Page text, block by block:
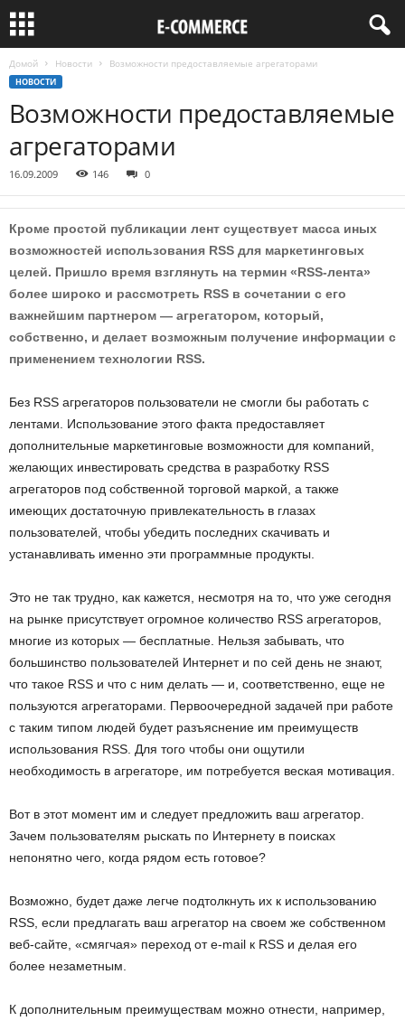
Домой Новости Возможности предоставляемые агрегаторами
НОВОСТИ
Возможности предоставляемые
агрегаторами
16.09.2009 146 0
Кроме простой публикации лент существует масса иных
возможностей использования RSS для маркетинговых
целей. Пришло время взглянуть на термин «RSS-лента»
более широко и рассмотреть RSS в сочетании с его
важнейшим партнером — агрегатором, который,
собственно, и делает возможным получение информации с
применением технологии RSS.
Без RSS агрегаторов пользователи не смогли бы работать с
лентами. Использование этого факта предоставляет
дополнительные маркетинговые возможности для компаний,
желающих инвестировать средства в разработку RSS
агрегаторов под собственной торговой маркой, а также
имеющих достаточную привлекательность в глазах
пользователей, чтобы убедить последних скачивать и
устанавливать именно эти программные продукты.
Это не так трудно, как кажется, несмотря на то, что уже сегодня
на рынке присутствует огромное количество RSS агрегаторов,
многие из которых — бесплатные. Нельзя забывать, что
большинство пользователей Интернет и по сей день не знают,
что такое RSS и что с ним делать — и, соответственно, еще не
пользуются агрегаторами. Первоочередной задачей при работе
с таким типом людей будет разъяснение им преимуществ
использования RSS. Для того чтобы они ощутили
необходимость в агрегаторе, им потребуется веская мотивация.
Вот в этот момент им и следует предложить ваш агрегатор.
Зачем пользователям рыскать по Интернету в поисках
непонятно чего, когда рядом есть готовое?
Возможно, будет даже легче подтолкнуть их к использованию
RSS, если предлагать ваш агрегатор на своем же собственном
веб-сайте, «смягчая» переход от e-mail к RSS и делая его
более незаметным.
К дополнительным преимуществам можно отнести, например,